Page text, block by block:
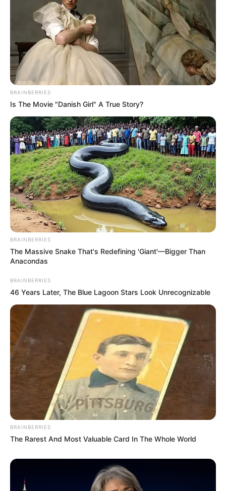
These Scenes Sparked Conversations Beyond The
Film
BRAINBERRIES
6 Best '90s Action Movies To Watch Today
BRAINBERRIES
Why this ordinary drink is the secret to feeling your
CTA FAVORITE
BRAINBERRIES
Is The Movie "Danish Girl" A True Story?
BRAINBERRIES
The Massive Snake That's Redefining 'Giant'—Bigger Than
Anacondas
BRAINBERRIES
46 Years Later, The Blue Lagoon Stars Look Unrecognizable
BRAINBERRIES
The Rarest And Most Valuable Card In The Whole World